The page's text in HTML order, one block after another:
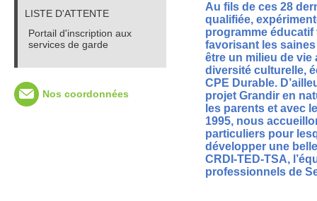
LISTE D'ATTENTE
Portail d'inscription aux
services de garde
Nos coordonnées
Au fils de ces 28
qualifiée,
programme
favorisant les
être un milieu de vie
diversité culturelle,
CPE Durable.
projet Grandir en
les parents et avec
1995, nous
particuliers pour
développer une
CRDI-TED-TSA,
professionnels de